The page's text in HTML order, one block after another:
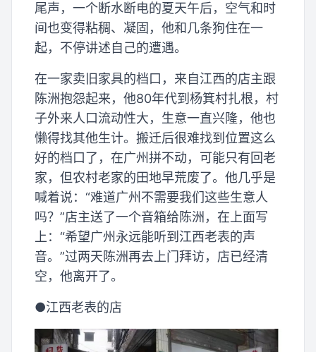
尾声，一个断水断电的夏天午后，空气和时
间也变得粘稠、凝固，他和几条狗住在一
起，不停讲述自己的遭遇。
在一家卖旧家具的档口，来自江西的店主跟
陈洲抱怨起来，他80年代到杨箕村扎根，村
子外来人口流动性大，生意一直兴隆，他也
懒得找其他生计。搬迁后很难找到位置这么
好的档口了，在广州拼不动，可能只有回老
家，但农村老家的田地早荒废了。他几乎是
喊着说：“难道广州不需要我们这些生意人
吗？”店主送了一个音箱给陈洲，在上面写
上：“希望广州永远能听到江西老表的声
音。”过两天陈洲再去上门拜访，店已经清
空，他离开了。
●江西老表的店